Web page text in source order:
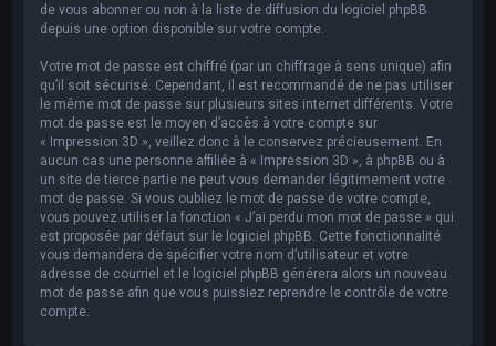
de vous abonner ou non à la liste de diffusion du logiciel phpBB
depuis une option disponible sur votre compte.
Votre mot de passe est chiffré (par un chiffrage à sens unique) afin
qu’il soit sécurisé. Cependant, il est recommandé de ne pas utiliser
le même mot de passe sur plusieurs sites internet différents. Votre
mot de passe est le moyen d’accès à votre compte sur
« Impression 3D », veillez donc à le conservez précieusement. En
aucun cas une personne affiliée à « Impression 3D », à phpBB ou à
un site de tierce partie ne peut vous demander légitimement votre
mot de passe. Si vous oubliez le mot de passe de votre compte,
vous pouvez utiliser la fonction « J’ai perdu mon mot de passe » qui
est proposée par défaut sur le logiciel phpBB. Cette fonctionnalité
vous demandera de spécifier votre nom d’utilisateur et votre
adresse de courriel et le logiciel phpBB générera alors un nouveau
mot de passe afin que vous puissiez reprendre le contrôle de votre
compte.